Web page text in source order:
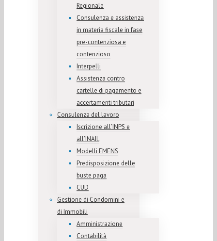
Regionale
Consulenza e assistenza
in materia fiscale in fase
pre-contenziosa e
contenzioso
Interpelli
Assistenza contro
cartelle di pagamento e
accertamenti tributari
Consulenza del lavoro
Iscrizione all’INPS e
all’INAIL
Modelli EMENS
Predisposizione delle
buste paga
CUD
Gestione di Condomini e
di Immobili
Amministrazione
Contabilità